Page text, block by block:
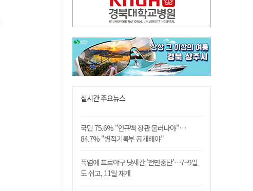
실시간 주요뉴스
국민 75.6% "안규백 장관 물러나야"…
84.7% "병적기록부 공개해야"
폭염에 프로야구 닷새간 '전면중단'…7~9일
도 쉬고, 11일 재개